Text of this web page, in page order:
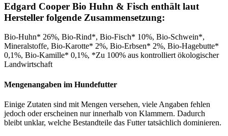
Edgard Cooper Bio Huhn & Fisch enthält laut
Hersteller folgende Zusammensetzung:
Bio-Huhn* 26%, Bio-Rind*, Bio-Fisch* 10%, Bio-Schwein*,
Mineralstoffe, Bio-Karotte* 2%, Bio-Erbsen* 2%, Bio-Hagebutte*
0,1%, Bio-Kamille* 0,1%, *Zu 100% aus kontrolliert ökologischer
Landwirtschaft
Mengenangaben im Hundefutter
Einige Zutaten sind mit Mengen versehen, viele Angaben fehlen
jedoch oder erscheinen nur innerhalb von Klammern. Dadurch
bleibt unklar, welche Bestandteile das Futter tatsächlich dominieren.